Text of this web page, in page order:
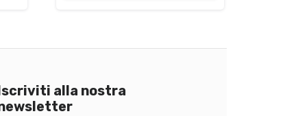
alla nostra